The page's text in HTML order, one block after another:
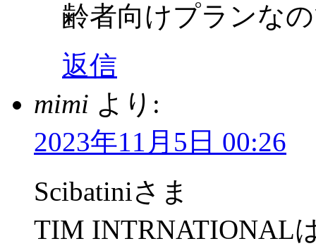
齢者向けプランな
返信
mimi より:
2023年11月5日 00:26
Scibatiniさま
TIM INTRNATIONAL